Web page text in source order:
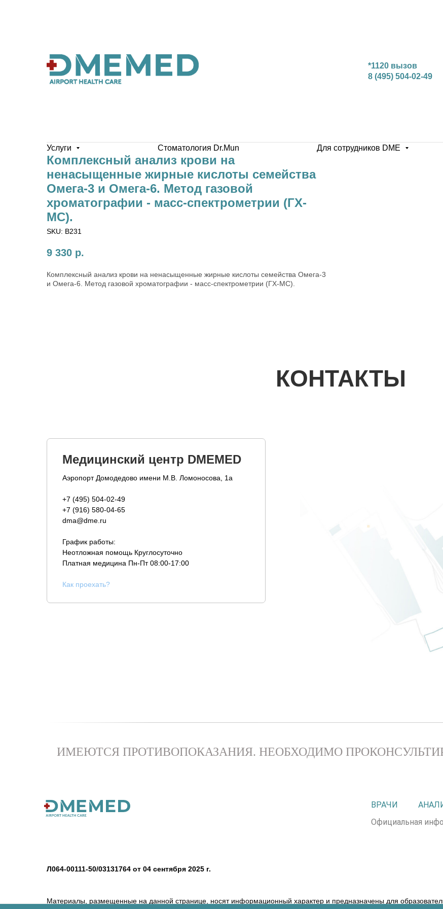
*1120 вызов
8 (495) 504-02-49
Услуги Стоматология Dr.Mun Для сотрудников DME
Комплексный анализ крови на
ненасыщенные жирные кислоты семейства
Омега-3 и Омега-6. Метод газовой
хроматографии - масс-спектрометрии (ГХ-
МС).
SKU: B231
9 330 р.
Комплексный анализ крови на ненасыщенные жирные кислоты семейства Омега-3
и Омега-6. Метод газовой хроматографии - масс-спектрометрии (ГХ-МС).
КОНТАКТЫ
Медицинский центр DMEMED
Аэропорт Домодедово имени М.В. Ломоносова, 1а
+7 (495) 504-02-49
+7 (916) 580-04-65
dma@dme.ru
График работы:
Неотложная помощь Круглосуточно
Платная медицина Пн-Пт 08:00-17:00
Как проехать?
ИМЕЮТСЯ ПРОТИВОПОКАЗАНИЯ. НЕОБХОДИМО
ВРАЧИ
Официальная
Л064-00111-50/03131764 от 04 сентября 2025 г.
Материалы, размещенные на данной странице, носят информационный характер и предназначены для